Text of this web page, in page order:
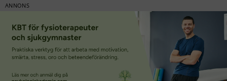
ANNONS